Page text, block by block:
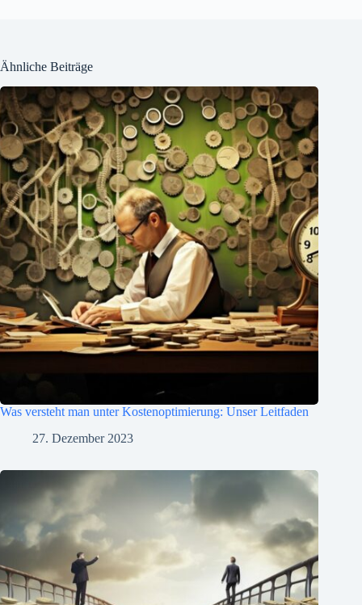
Ähnliche Beiträge
Was versteht man unter Kostenoptimierung: Unser Leitfaden
27. Dezember 2023